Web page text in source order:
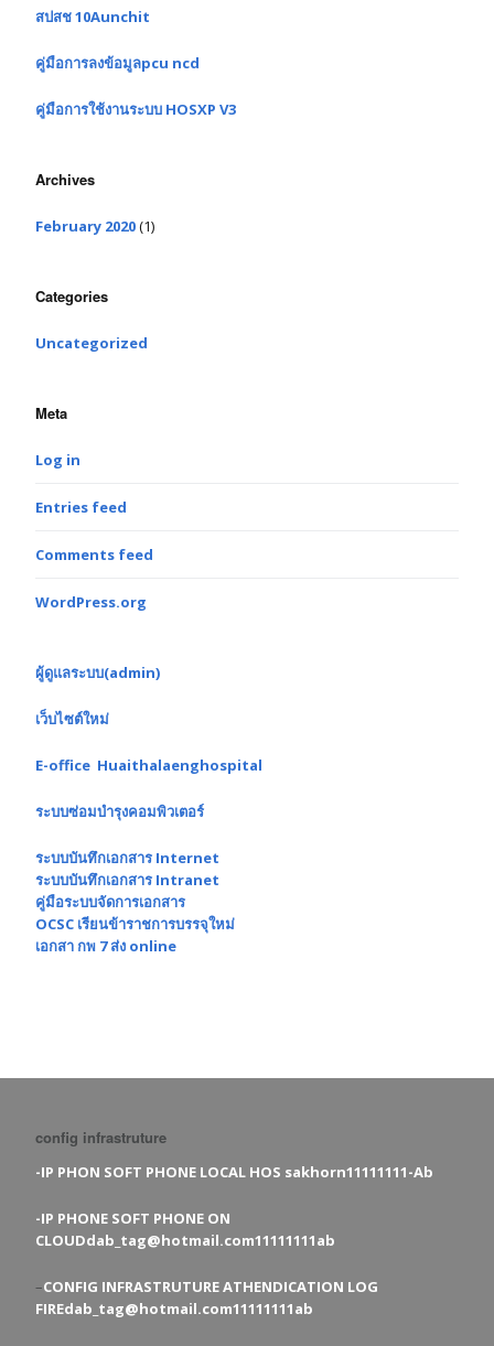
สปสช 10Aunchit
คู่มือการลงข้อมูลpcu ncd
คู่มือการใช้งานระบบ HOSXP V3
Archives
February 2020(1)
Categories
Uncategorized
Meta
Log in
Entries feed
Comments feed
WordPress.org
ผู้ดูแลระบบ(admin)
เว็บไซต์ใหม่
E-office Huaithalaenghospital
ระบบซ่อมบำรุงคอมพิวเตอร์
ระบบบันทึกเอกสาร Internet
ระบบบันทึกเอกสาร Intranet
คู่มือระบบจัดการเอกสาร
OCSC เรียนข้าราชการบรรจุใหม่
เอกสา กพ 7 ส่ง online
config infrastruture
-IP PHON SOFT PHONE LOCAL HOS sakhorn11111111-Ab
-IP PHONE SOFT PHONE ON
CLOUDdab_tag@hotmail.com11111111ab
–CONFIG INFRASTRUTURE ATHENDICATION LOG
FIREdab_tag@hotmail.com11111111ab